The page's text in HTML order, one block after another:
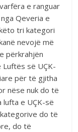
e ranguar
Qeveria e
tri kategori
nevojë më
përkrahjën
së UÇK-
për të gjitha
nëse nuk do të
e UÇK-së
do të
do të